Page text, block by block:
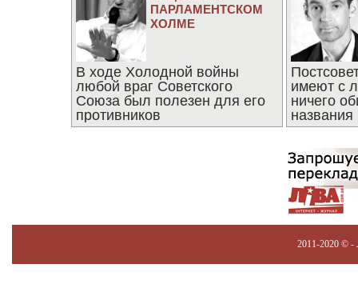
ПАРЛАМЕНТСКОМ
ХОЛМЕ
В ходе Холодной войны
любой враг Советского
Союза был полезен для его
противников
имеют с
ничего
названия
2011-2020 © -